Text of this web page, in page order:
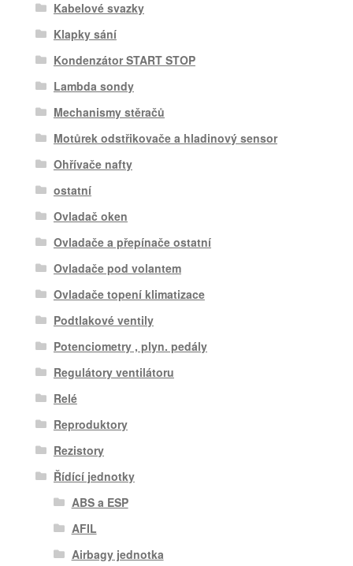
Kabelové svazky
Klapky sání
Kondenzátor START STOP
Lambda sondy
Mechanismy stěračů
Motůrek odstřikovače a hladinový sensor
Ohřívače nafty
ostatní
Ovladač oken
Ovladače a přepínače ostatní
Ovladače pod volantem
Ovladače topení klimatizace
Podtlakové ventily
Potenciometry , plyn. pedály
Regulátory ventilátoru
Relé
Reproduktory
Rezistory
Řídící jednotky
ABS a ESP
AFIL
Airbagy jednotka